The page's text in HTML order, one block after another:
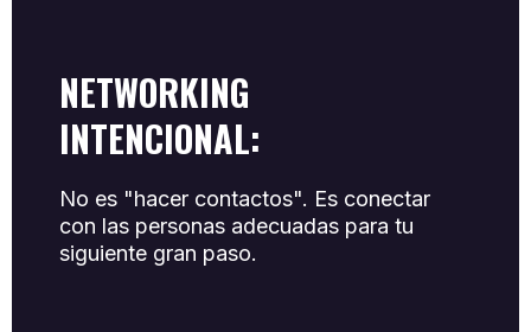
NETWORKING
INTENCIONAL:
No es "hacer contactos". Es conectar
con las personas adecuadas para tu
siguiente gran paso.